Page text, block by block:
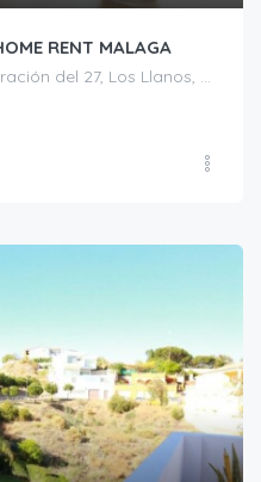
RENT MALAGA
Avenida de las Antillas, Generación del 27, Los Llanos, Torrox, La Axarquía, Málaga, Andalucía, 29793, España